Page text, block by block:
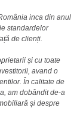
inca din anul
standardelor
de clienți.
și cu toate
avand o
În calitate de
am dobândit de-a
și despre